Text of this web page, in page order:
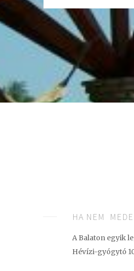
HA NEM
A Balaton egyik
Hévízi-gyógytó